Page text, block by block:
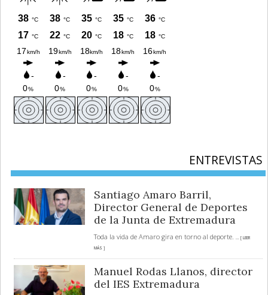
ENTREVISTAS
Santiago Amaro Barril,
Director General de Deportes
de la Junta de Extremadura
Toda la vida de Amaro gira en torno al deporte.
... [ LEER
MÁS ]
Manuel Rodas Llanos, director
del IES Extremadura